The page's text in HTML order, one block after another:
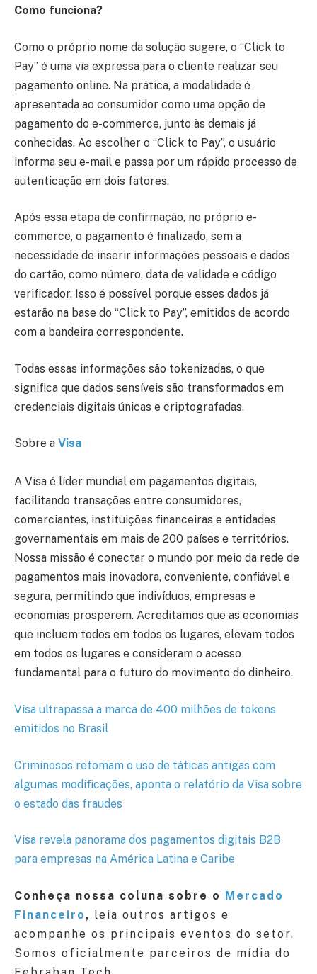
Como funciona?
Como o próprio nome da solução sugere, o “Click to
Pay” é uma via expressa para o cliente realizar seu
pagamento online. Na prática, a modalidade é
apresentada ao consumidor como uma opção de
pagamento do e-commerce, junto às demais já
conhecidas. Ao escolher o “Click to Pay”, o usuário
informa seu e-mail e passa por um rápido processo de
autenticação em dois fatores.
Após essa etapa de confirmação, no próprio e-
commerce, o pagamento é finalizado, sem a
necessidade de inserir informações pessoais e dados
do cartão, como número, data de validade e código
verificador. Isso é possível porque esses dados já
estarão na base do “Click to Pay”, emitidos de acordo
com a bandeira correspondente.
Todas essas informações são tokenizadas, o que
significa que dados sensíveis são transformados em
credenciais digitais únicas e criptografadas.
Sobre a Visa
A Visa é líder mundial em pagamentos digitais,
facilitando transações entre consumidores,
comerciantes, instituições financeiras e entidades
governamentais em mais de 200 países e territórios.
Nossa missão é conectar o mundo por meio da rede de
pagamentos mais inovadora, conveniente, confiável e
segura, permitindo que indivíduos, empresas e
economias prosperem. Acreditamos que as economias
que incluem todos em todos os lugares, elevam todos
em todos os lugares e consideram o acesso
fundamental para o futuro do movimento do dinheiro.
Visa ultrapassa a marca de 400 milhões de tokens
emitidos no Brasil
Criminosos retomam o uso de táticas antigas com
algumas modificações, aponta o relatório da Visa sobre
o estado das fraudes
Visa revela panorama dos pagamentos digitais B2B
para empresas na América Latina e Caribe
Conheça nossa coluna sobre o Mercado
Financeiro , leia outros artigos e
acompanhe os principais eventos do setor.
Somos oficialmente parceiros de mídia do